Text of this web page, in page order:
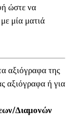
ώστε να
μία ματιά
αξιόγραφα της
αξιόγραφα ή για
Διαμονών